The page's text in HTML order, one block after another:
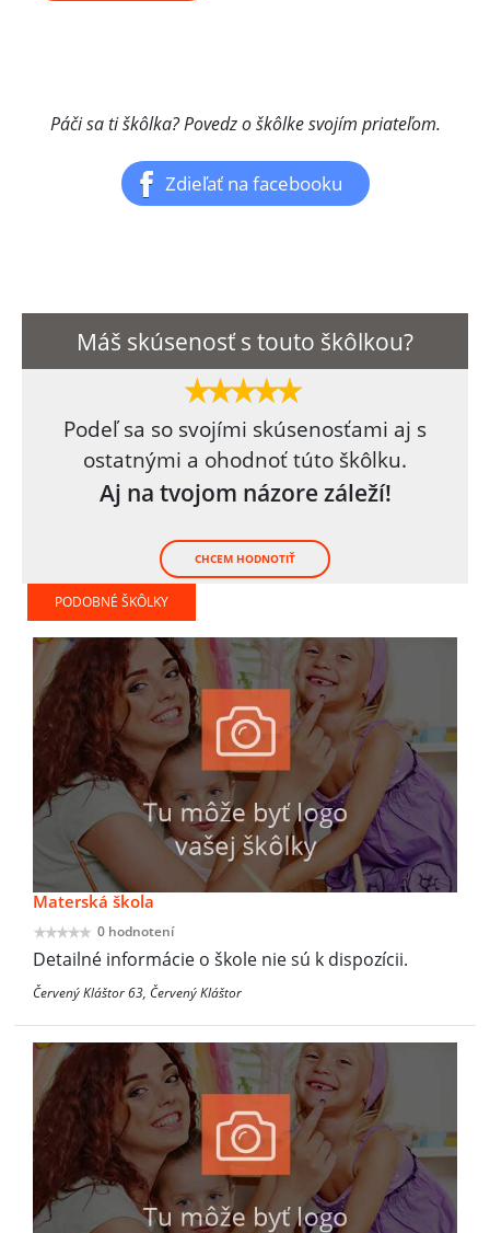
Páči sa ti škôlka? Povedz o škôlke svojím priateľom.
Zdieľať na facebooku
Máš skúsenosť s touto škôlkou?
Podeľ sa so svojími skúsenosťami aj s
ostatnými a ohodnoť túto škôlku.
Aj na tvojom názore záleží!
CHCEM HODNOTIŤ
PODOBNÉ ŠKÔLKY
Materská škola
0 hodnotení
Detailné informácie o škole nie sú k dispozícii.
Červený Kláštor 63, Červený Kláštor